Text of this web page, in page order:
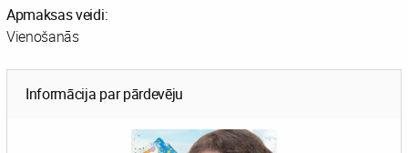
Apmaksas veidi:
Vienošanās
Informācija par pārdevēju